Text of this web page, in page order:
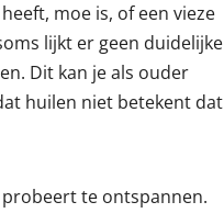
moe is, of een vieze
lijkt er geen duidelijke
Dit kan je als ouder
huilen niet betekent dat
te ontspannen.